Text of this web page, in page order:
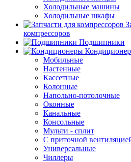
Холодильные машины
Холодильные шкафы
компрессоров
Подшипники
Мобильные
Настенные
Кассетные
Колонные
Напольно-потолочные
Оконные
Канальные
Консольные
Мульти - сплит
С приточной
Универсальные
Чиллеры